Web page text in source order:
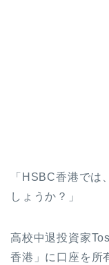
「HSBC香港では
しょうか？」
高校中退投資家
香港」に口座を所